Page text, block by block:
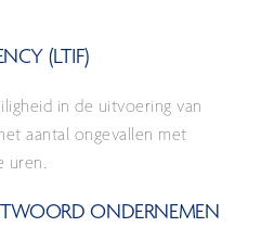
(LTIF)
in de uitvoering van
aantal ongevallen met
uren.
ONDERNEMEN